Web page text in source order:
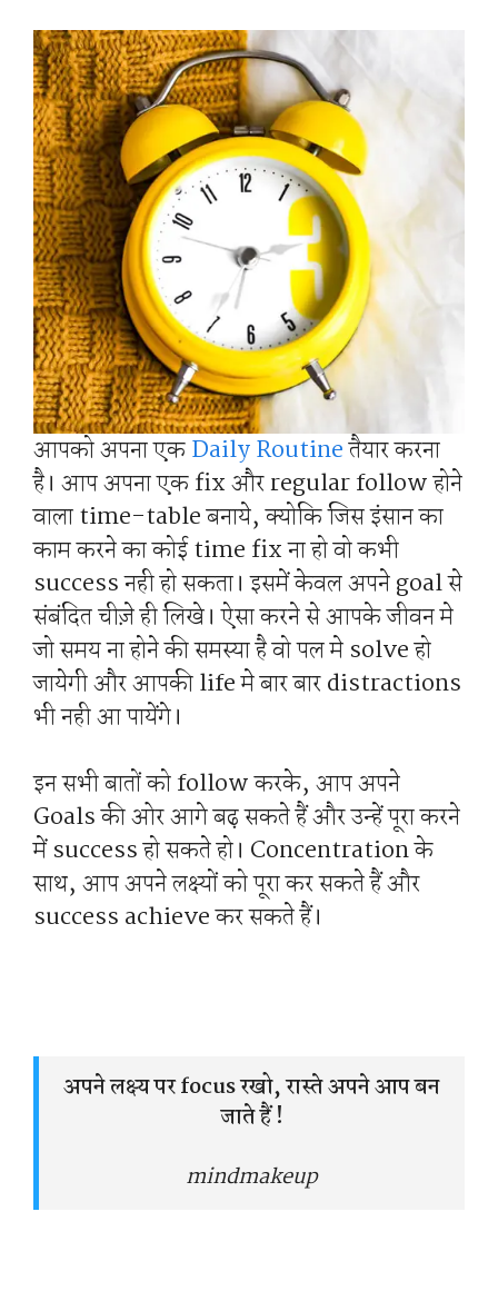
आपको अपना एकDaily Routineतैयार करना
है। आप अपना एक fix और regular follow होने
वाला time-table बनाये, क्योकि जिस इंसान का
काम करने का कोई time fix ना हो वो कभी
success नही हो सकता। इसमें केवल अपने goal से
संबंदित चीज़े ही लिखे। ऐसा करने से आपके जीवन मे
जो समय ना होने की समस्या है वो पल मे solve हो
जायेगी और आपकी life मे बार बार distractions
भी नही आ पायेंगे।
इन सभी बातों को follow करके, आप अपने
Goals की ओर आगे बढ़ सकते हैं और उन्हें पूरा करने
में success हो सकते हो। Concentration के
साथ, आप अपने लक्ष्यों को पूरा कर सकते हैं और
success achieve कर सकते हैं।
अपने लक्ष्य पर focus रखो, रास्ते अपने आप बन
जाते हैं !
mindmakeup